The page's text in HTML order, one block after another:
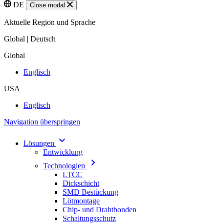
DE Close modal
Aktuelle Region und Sprache
Global | Deutsch
Global
Englisch
USA
Englisch
Navigation überspringen
Lösungen
Entwicklung
Technologien
LTCC
Dickschicht
SMD Bestückung
Lötmontage
Chip- und Drahtbonden
Schaltungsschutz